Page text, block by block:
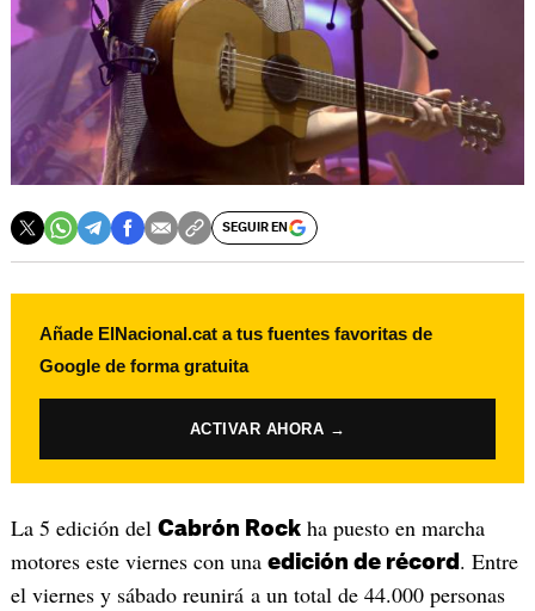
SEGUIR EN
Añade ElNacional.cat a tus fuentes favoritas de
Google de forma gratuita
ACTIVAR AHORA →
La 5 edición del Cabrón Rockha puesto en marcha
motores este viernes con una edición de récord . Entre
el viernes y sábado reunirá a un total de 44.000 personas